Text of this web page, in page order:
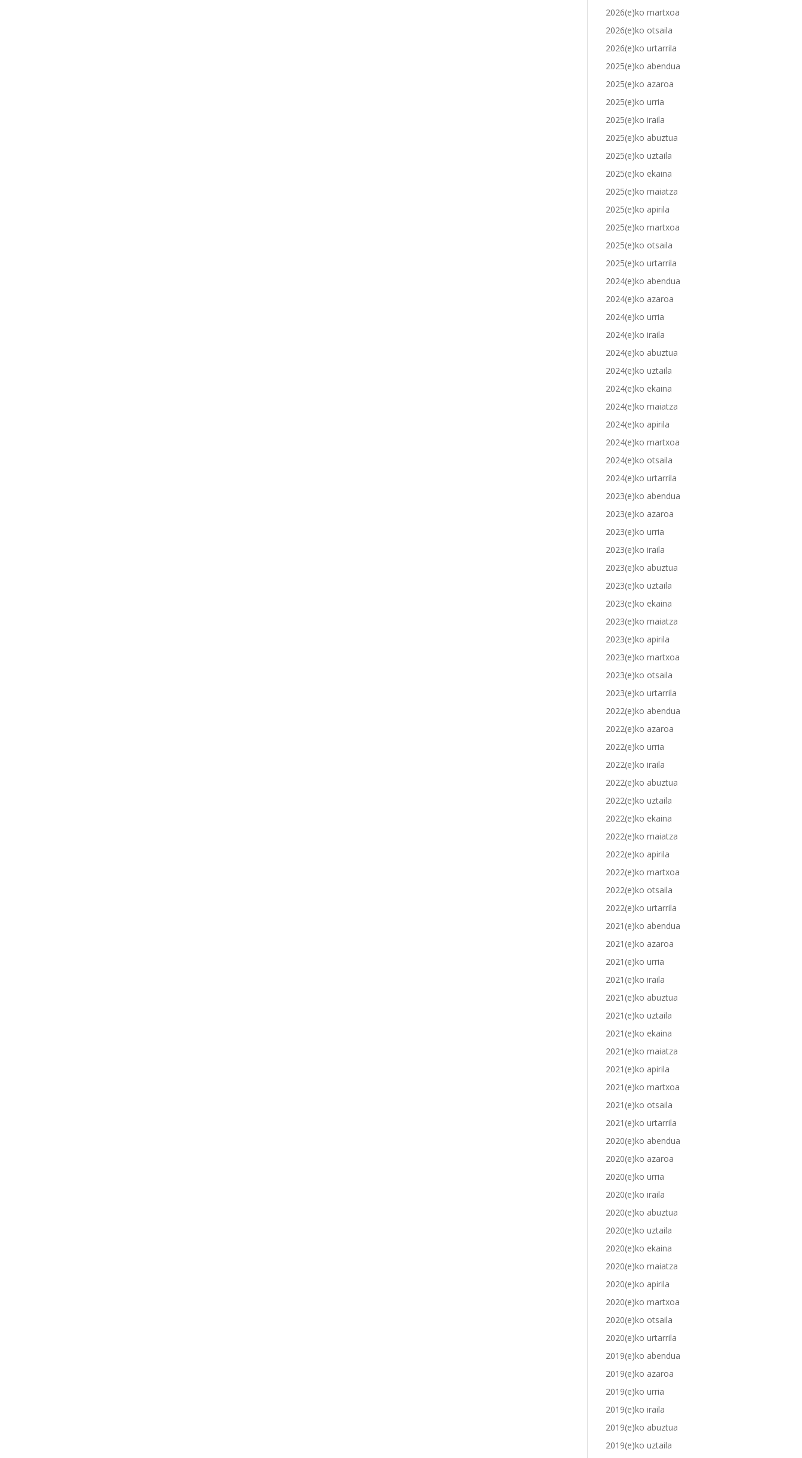
2026(e)ko martxoa
2026(e)ko otsaila
2026(e)ko urtarrila
2025(e)ko abendua
2025(e)ko azaroa
2025(e)ko urria
2025(e)ko iraila
2025(e)ko abuztua
2025(e)ko uztaila
2025(e)ko ekaina
2025(e)ko maiatza
2025(e)ko apirila
2025(e)ko martxoa
2025(e)ko otsaila
2025(e)ko urtarrila
2024(e)ko abendua
2024(e)ko azaroa
2024(e)ko urria
2024(e)ko iraila
2024(e)ko abuztua
2024(e)ko uztaila
2024(e)ko ekaina
2024(e)ko maiatza
2024(e)ko apirila
2024(e)ko martxoa
2024(e)ko otsaila
2024(e)ko urtarrila
2023(e)ko abendua
2023(e)ko azaroa
2023(e)ko urria
2023(e)ko iraila
2023(e)ko abuztua
2023(e)ko uztaila
2023(e)ko ekaina
2023(e)ko maiatza
2023(e)ko apirila
2023(e)ko martxoa
2023(e)ko otsaila
2023(e)ko urtarrila
2022(e)ko abendua
2022(e)ko azaroa
2022(e)ko urria
2022(e)ko iraila
2022(e)ko abuztua
2022(e)ko uztaila
2022(e)ko ekaina
2022(e)ko maiatza
2022(e)ko apirila
2022(e)ko martxoa
2022(e)ko otsaila
2022(e)ko urtarrila
2021(e)ko abendua
2021(e)ko azaroa
2021(e)ko urria
2021(e)ko iraila
2021(e)ko abuztua
2021(e)ko uztaila
2021(e)ko ekaina
2021(e)ko maiatza
2021(e)ko apirila
2021(e)ko martxoa
2021(e)ko otsaila
2021(e)ko urtarrila
2020(e)ko abendua
2020(e)ko azaroa
2020(e)ko urria
2020(e)ko iraila
2020(e)ko abuztua
2020(e)ko uztaila
2020(e)ko ekaina
2020(e)ko maiatza
2020(e)ko apirila
2020(e)ko martxoa
2020(e)ko otsaila
2020(e)ko urtarrila
2019(e)ko abendua
2019(e)ko azaroa
2019(e)ko urria
2019(e)ko iraila
2019(e)ko abuztua
2019(e)ko uztaila